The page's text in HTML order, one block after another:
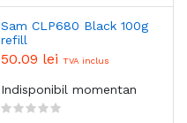
Sam CLP680 Black 100g
refill
50.09 lei TVA inclus
Indisponibil momentan